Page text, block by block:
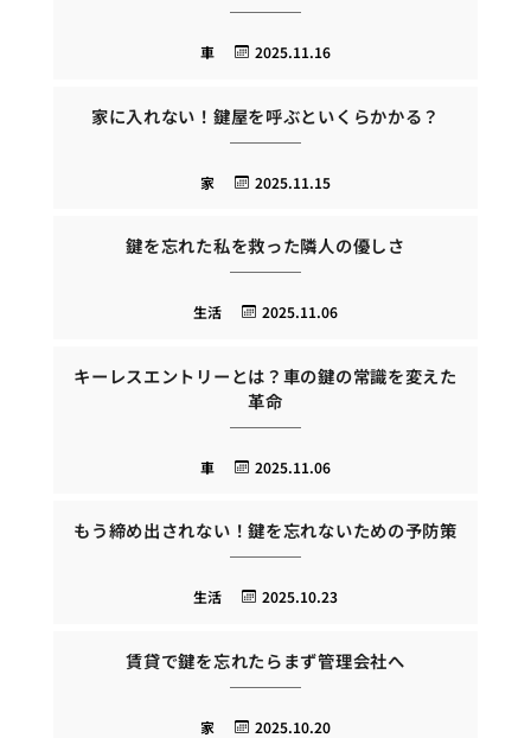
2025.11.16
車
家に入れない！鍵屋を呼ぶといくらかかる？
2025.11.15
家
鍵を忘れた私を救った隣人の優しさ
2025.11.06
生活
キーレスエントリーとは？車の鍵の常識を変えた
革命
2025.11.06
車
もう締め出されない！鍵を忘れないための予防策
2025.10.23
生活
賃貸で鍵を忘れたらまず管理会社へ
2025.10.20
家